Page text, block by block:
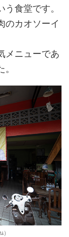
食堂です。
のカオソーイ
メニューであ